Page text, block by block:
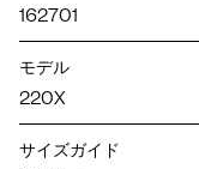
162701
モデル
220X
サイズガイド